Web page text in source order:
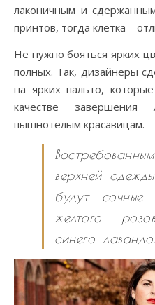
лаконичным и
принтов, тогда клетка –
Не нужно бояться ярких
полных. Так, дизайнеры
на ярких пальто,
качестве
пышнотелым красавицам.
верхней
будут сочные
желтого,
синего,